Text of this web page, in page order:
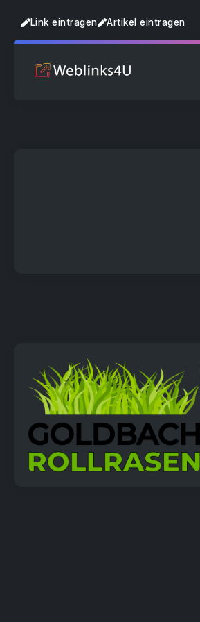
Link eintragen Artikel eintragen